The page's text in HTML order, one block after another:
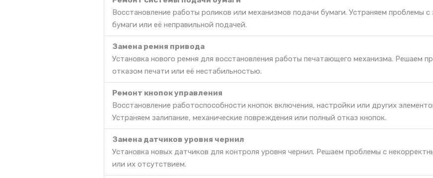
Восстановление работы роликов или механизмов подачи бумаги. Устраняем проблемы с
бумаги или её неправильной подачей.
Замена ремня привода
Установка нового ремня для восстановления работы печатающего механизма. Решаем
отказом печати или её нестабильностью.
Ремонт кнопок управления
Восстановление работоспособности кнопок включения, настройки или других
Устраняем залипание, механические повреждения или полный отказ кнопок.
Замена датчиков уровня чернил
Установка новых датчиков для контроля уровня чернил. Решаем проблемы с
или их отсутствием.